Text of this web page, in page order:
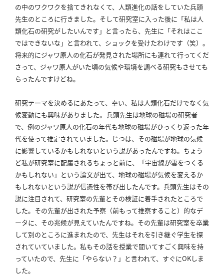
の中のワクワクを捨てきれなくて、人類進化の話をしていた兵頭
先生のところに行きました。 そして研究室に入った後に「私は人
類化石の研究がしたいんです」と言ったら、先生に「それはここ
ではできないな」と言われて、ショックを受けたわけです（笑）。
将来的にジャワ原人の化石が発見された場所にも連れて行ってくだ
さって、ジャワ原人がいた頃の気候や環境を調べる研究もさせても
らったんですけどね。
研究テーマを決めるにあたって、幸い、私は人類化石だけでなく気
候変動にも興味がありました。 兵頭先生は地球の磁場の研究者
で、例のジャワ原人の化石の年代も地球の磁場がひっくり返った年
代を使って推定されていました。 じつは、その磁場が地球の気候
に影響しているかもしれないという説があったんですね。 ちょう
ど私が研究室に配属されるちょっと前に、「宇宙線が雲をつくる
かもしれない」という論文が出て、地球の磁場が気候を変えるか
もしれないという説が信憑性を帯び出したんです。 兵頭先生はその
説に注目されて、研究室の先輩とその検証に着手されたところで
した。 その先輩が出された予察（前もって推察すること）的なデ
ータに、その兆候が見えていたんですね。 その先輩は研究室を卒業
して別のところに進まれたので、先生はそれを引き継ぐ学生を探
されていていました。 私もその話を授業で聞いてすごく興味を持
っていたので、先生に「やらない？」と言われて、すぐにOKしま
した。